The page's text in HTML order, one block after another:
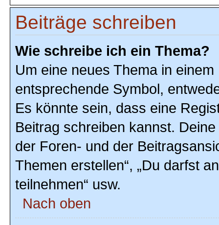
Beiträge schreiben
Wie schreibe ich ein Thema?
Um eine neues Thema in
entsprechende Symbol,
Es könnte sein, dass eine
Beitrag schreiben kannst.
der Foren- und der
Themen erstellen“, „Du darfst
teilnehmen“ usw.
Nach oben